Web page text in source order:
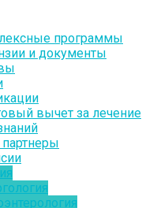
программы
и документы
вычет за лечение